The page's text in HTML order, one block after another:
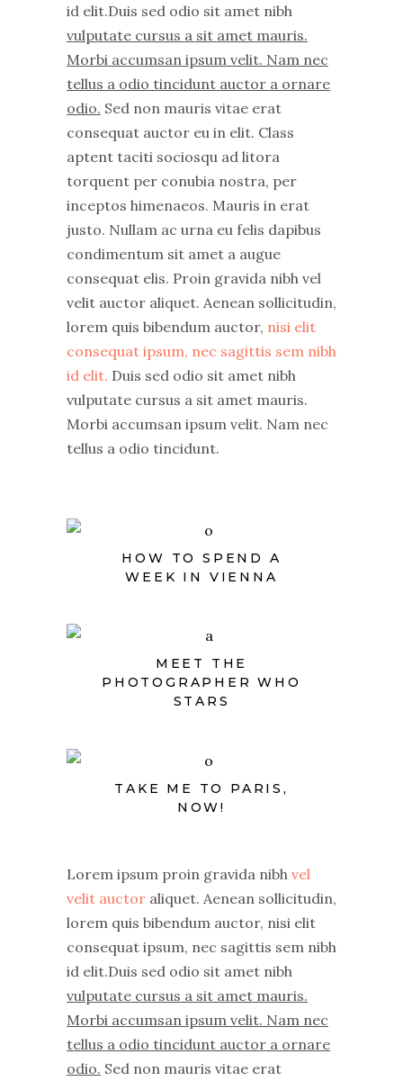
id elit.Duis sed odio sit amet nibh
vulputate cursus a sit amet mauris.
Morbi accumsan ipsum velit. Nam nec
tellus a odio tincidunt auctor a ornare
odio. Sed non mauris vitae erat
consequat auctor eu in elit. Class
aptent taciti sociosqu ad litora
torquent per conubia nostra, per
inceptos himenaeos. Mauris in erat
justo. Nullam ac urna eu felis dapibus
condimentum sit amet a augue
consequat elis. Proin gravida nibh vel
velit auctor aliquet. Aenean sollicitudin,
lorem quis bibendum auctor, nisi elit
consequat ipsum, nec sagittis sem nibh
id elit. Duis sed odio sit amet nibh
vulputate cursus a sit amet mauris.
Morbi accumsan ipsum velit. Nam nec
tellus a odio tincidunt.
HOW TO SPEND A
WEEK IN VIENNA
MEET THE
PHOTOGRAPHER WHO
STARS
TAKE ME TO PARIS,
NOW!
Lorem ipsum proin gravida nibh vel
velit auctor aliquet. Aenean sollicitudin,
lorem quis bibendum auctor, nisi elit
consequat ipsum, nec sagittis sem nibh
id elit.Duis sed odio sit amet nibh
vulputate cursus a sit amet mauris.
Morbi accumsan ipsum velit. Nam nec
tellus a odio tincidunt auctor a ornare
odio. Sed non mauris vitae erat